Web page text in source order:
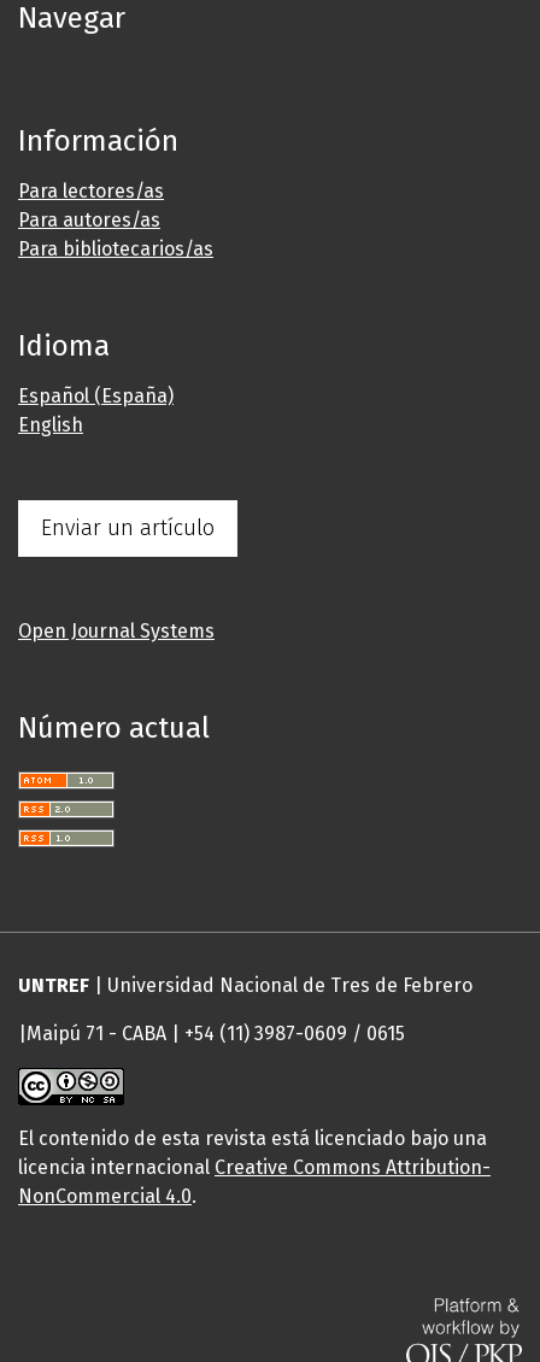
Navegar
Información
Para lectores/as
Para autores/as
Para bibliotecarios/as
Idioma
Español (España)
English
Enviar un artículo
Open Journal Systems
Número actual
UNTREF | Universidad Nacional de Tres de Febrero
|Maipú 71 - CABA | +54 (11) 3987-0609 / 0615
El contenido de esta revista está licenciado bajo una
licencia internacional Creative Commons Attribution-
NonCommercial 4.0.